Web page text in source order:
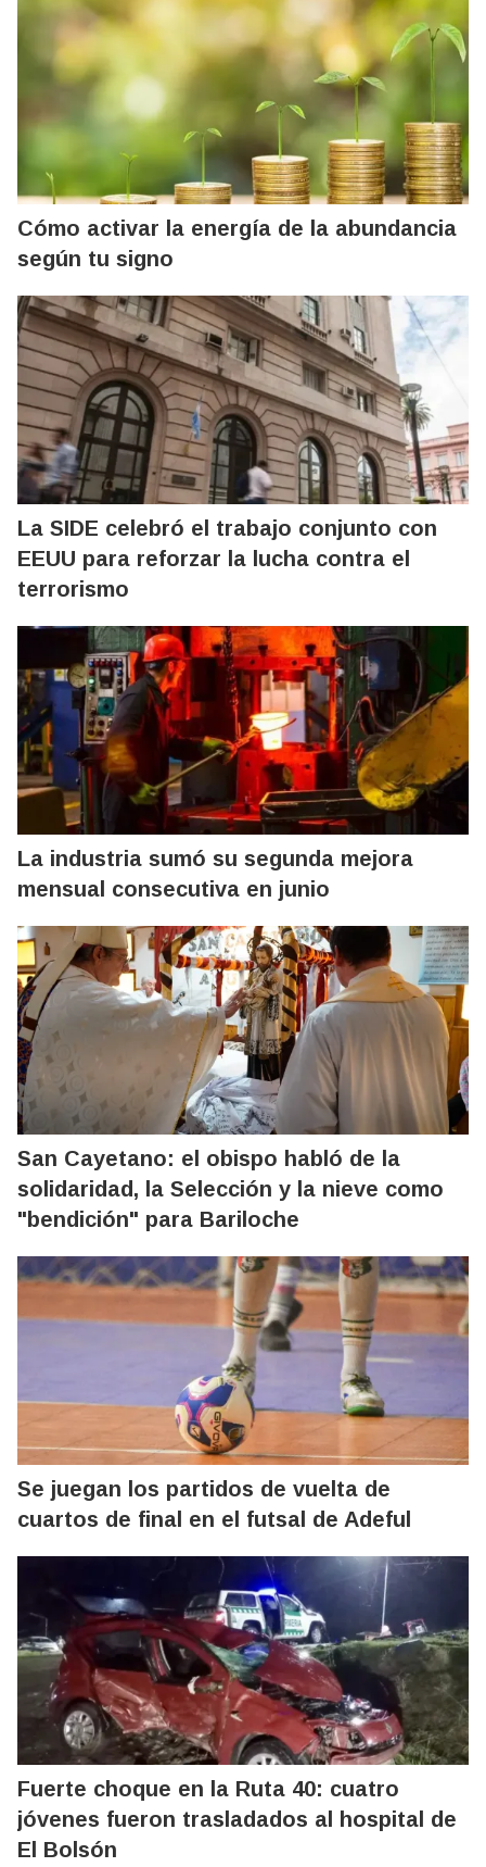
Cómo activar la energía de la abundancia
según tu signo
La SIDE celebró el trabajo conjunto con
EEUU para reforzar la lucha contra el
terrorismo
La industria sumó su segunda mejora
mensual consecutiva en junio
San Cayetano: el obispo habló de la
solidaridad, la Selección y la nieve como
"bendición" para Bariloche
Se juegan los partidos de vuelta de
cuartos de final en el futsal de Adeful
Fuerte choque en la Ruta 40: cuatro
jóvenes fueron trasladados al hospital de
El Bolsón